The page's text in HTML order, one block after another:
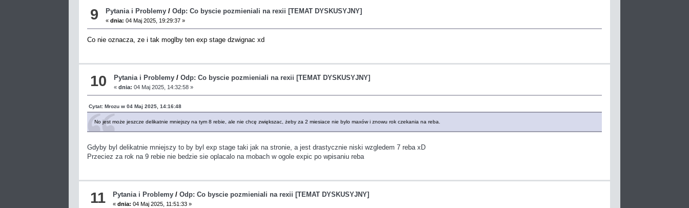
9 Pytania i Problemy /Odp: Co byscie pozmieniali na rexii [TEMAT DYSKUSYJNY]
«dnia: 04 Maj 2025, 19:29:37 »
Co nie oznacza, ze i tak moglby ten exp stage dzwignac xd
10 Pytania i Problemy /Odp: Co byscie pozmieniali na rexii [TEMAT DYSKUSYJNY]
«dnia: 04 Maj 2025, 14:32:58 »
Cytat: Mrozu w 04 Maj 2025, 14:16:48
No jest może jeszcze delikatnie mniejszy na tym 8 rebie, ale nie chcę zwiększac, żeby za 2 miesiace nie bylo maxów i znowu rok czekania na reba.
Gdyby byl delikatnie mniejszy to by byl exp stage taki jak na stronie, a jest drastycznie niski wzgledem 7 reba xD
Przeciez za rok na 9 rebie nie bedzie sie oplacalo na mobach w ogole expic po wpisaniu reba
11 Pytania i Problemy /Odp: Co byscie pozmieniali na rexii [TEMAT DYSKUSYJNY]
«dnia: 04 Maj 2025, 11:51:33 »